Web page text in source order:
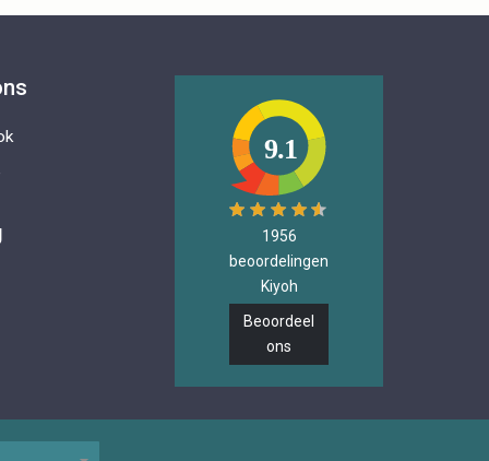
9.1
1956
beoordelingen
Kiyoh
Beoordeel
ons